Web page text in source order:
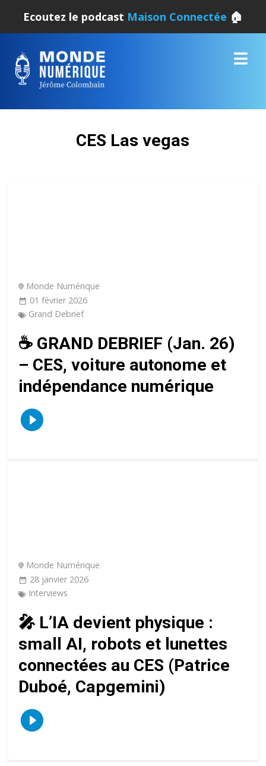
Ecoutez le podcast Maison Connectée 🏠
CES Las vegas
Monde Numérique
01 février 2026
Grand Debrief
☕️ GRAND DEBRIEF (Jan. 26)
– CES, voiture autonome et
indépendance numérique
Monde Numérique
28 janvier 2026
Interviews
🎤 L’IA devient physique :
small AI, robots et lunettes
connectées au CES (Patrice
Duboé, Capgemini)